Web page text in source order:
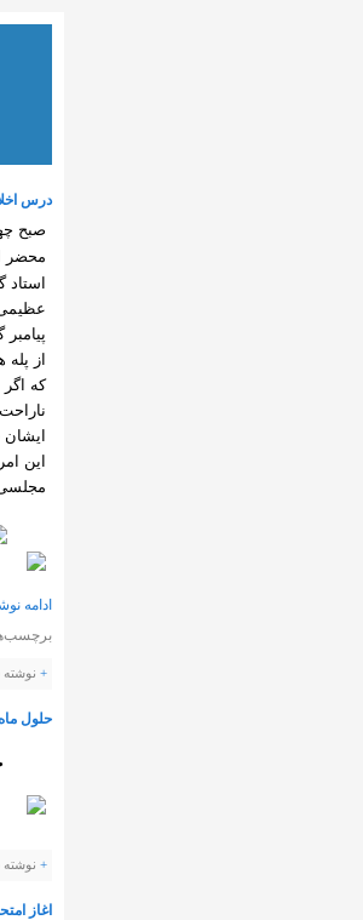
درس
محضر
استاد
عظیمی
از
که
این
مجلسی (ره)
ادامه
+ نوشته شده در
حلول
+ نوشته شده در
اغاز